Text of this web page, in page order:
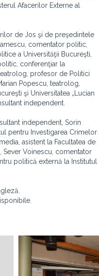
Afacerilor Externe al
de Jos şi de preşedintele
comentator politic,
a Universităţii Bucureşti,
conferenţiar la
profesor de Politici
Popescu, teatrolog,
şi Universitatea „Lucian
independent.
independent, Sorin
pentru Investigarea Crimelor
asistent la Facultatea de
Sever Voinescu, comentator
politică externă la Institutul